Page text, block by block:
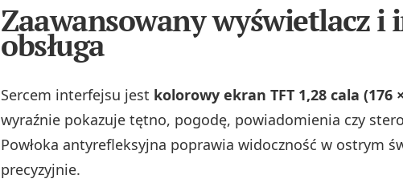
Zaawansowany wyświetlacz i
obsługa
Sercem interfejsu jest kolorowy ekran TFT 1,28 cala (176
wyraźnie pokazuje tętno, pogodę, powiadomienia czy
Powłoka antyrefleksyjna poprawia widoczność w ostrym
precyzyjnie.